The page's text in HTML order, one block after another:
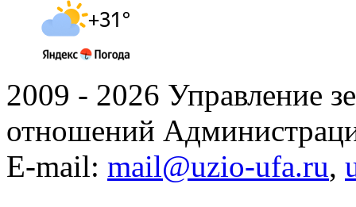
2009 - 2026 Управление
отношений
E-mail: mail@uzio-ufa.ru,